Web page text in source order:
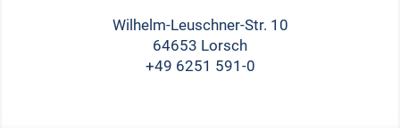
Wilhelm-Leuschner-Str. 10
64653 Lorsch
+49 6251 591-0